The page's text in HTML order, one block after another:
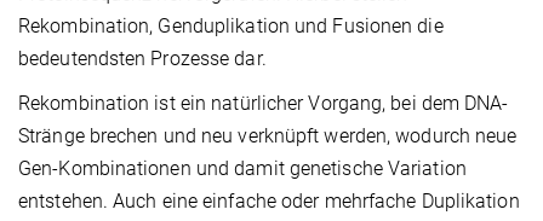
Rekombination, Genduplikation und Fusionen die
bedeutendsten Prozesse dar.
Rekombination ist ein natürlicher Vorgang, bei dem DNA-
Stränge brechen und neu verknüpft werden, wodurch neue
Gen-Kombinationen und damit genetische Variation
entstehen. Auch eine einfache oder mehrfache Duplikation